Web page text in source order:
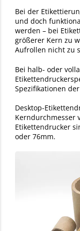
Bei der
und doch
werden – bei
größerer Kern zu
Aufrollen nicht zu
Bei halb- oder
Spezifikationen
Desktop-
Kerndurchmesser
Etikettendrucker
oder 76mm.